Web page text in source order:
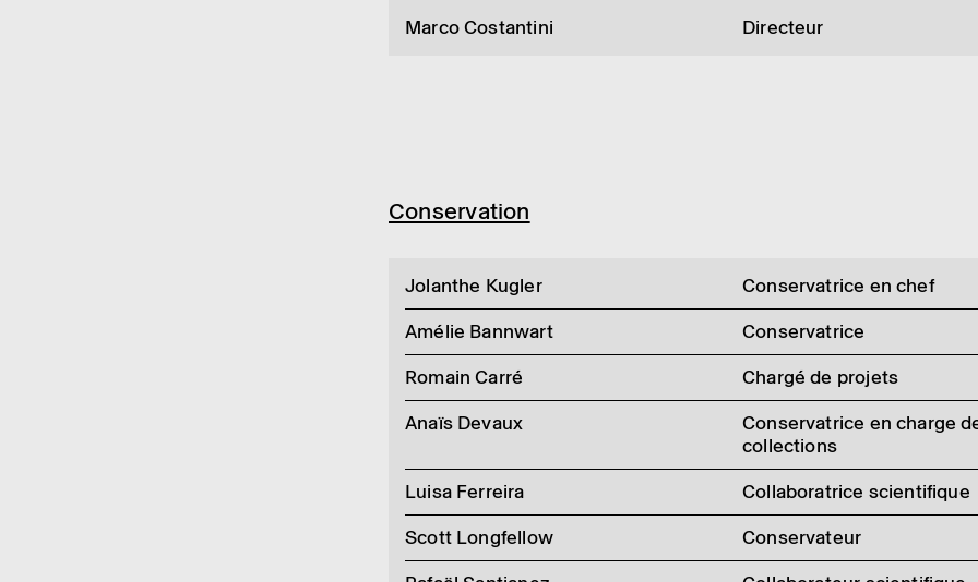
Marco Costantini Directeur
Conser­va­tion
Jolanthe Kugler
Conservatrice en chef
Amélie Bannwart
Conservatrice
Romain Carré
Chargé de projets
Anaïs Devaux
Conservatrice en charge
collections
Luisa Ferreira
Collaboratrice scientifique
Scott Longfellow
Conservateur